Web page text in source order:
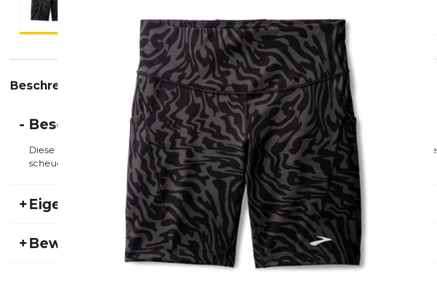
Beschreibung EigenschaftenBewertungen
- Beschreibung
Diese 8" Short Tights für Damen bieten optimalen Komfort und Verstaumöglichkeiten, sie
scheuern nicht und werden dich bestimmt überallhin begleiten.
+ Eigenschaften
BRK25FS20067 Fremdartikelnummer:
Geschlecht:
Damen Aktivitätstyp: Fitness
+ Bewertungen